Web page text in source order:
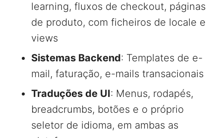
learning, fluxos de checkout, páginas
de produto, com ficheiros de locale e
views
Sistemas Backend: Templates de e-
mail, faturação, e-mails transacionais
Traduções de UI: Menus, rodapés,
breadcrumbs, botões e o próprio
seletor de idioma, em ambas as